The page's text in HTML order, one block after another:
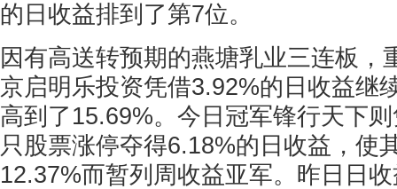
的日收益排到了第7位。
因有高送转预期的燕塘乳业三连板，
京启明乐投资凭借3.92%的日收益继
高到了15.69%。今日冠军锋行天下
只股票涨停夺得6.18%的日收益，使
12.37%而暂列周收益亚军。昨日日